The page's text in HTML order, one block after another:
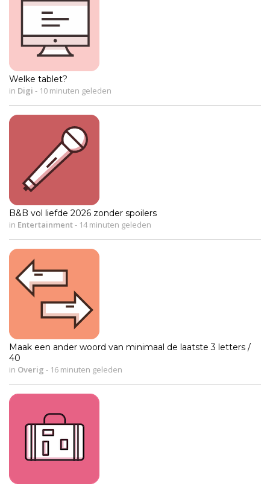
Welke tablet?
in Digi - 10 minuten geleden
B&B vol liefde 2026 zonder spoilers
in Entertainment- 14 minuten geleden
Maak een ander woord van minimaal de laatste 3 letters /
40
in Overig - 16 minuten geleden